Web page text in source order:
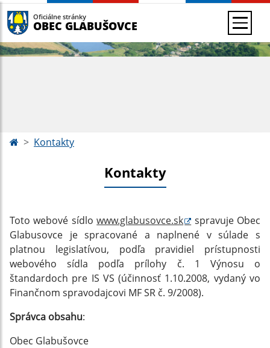
Oficiálne stránky
OBEC GLABUŠOVCE
Kontakty
Kontakty
Toto webové sídlowww.glabusovce.sk
spravuje Obec
Glabusovce je spracované a naplnené v súlade s
platnou legislatívou, podľa pravidiel prístupnosti
webového sídla podľa prílohy č. 1 Výnosu o
štandardoch pre IS VS (účinnosť 1.10.2008, vydaný vo
Finančnom spravodajcovi MF SR č. 9/2008).
Správca obsahu:
Obec Glabušovce